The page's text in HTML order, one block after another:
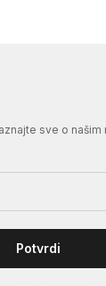
sve o
Potvrdi